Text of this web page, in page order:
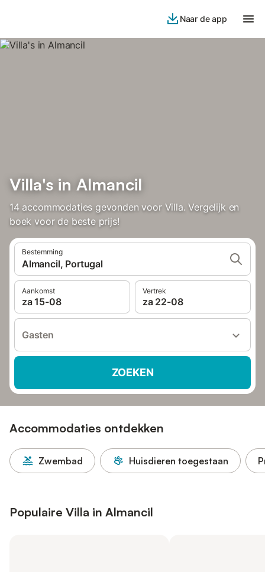
Naar de app
Villa's in Almancil
14 accommodaties gevonden voor Villa. Vergelijk en
boek voor de beste prijs!
Bestemming
Almancil, Portugal
Aankomst
za 15-08
Vertrek
za 22-08
Gasten
ZOEKEN
Accommodaties ontdekken
Zwembad Huisdieren toegestaan
Populaire Villa in Almancil